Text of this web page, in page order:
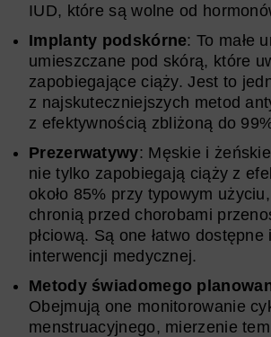
IUD, które są wolne od
Implanty podskórne: To małe
umieszczane pod skórą, które
zapobiegające ciąży. Jest to
z najskuteczniejszych metod
z efektywnością zbliżoną do
Prezerwatywy: Męskie i
nie tylko zapobiegają ciąży z
około 85% przy typowym
chronią przed chorobami
płciową. Są one łatwo
interwencji medycznej.
Metody świadomego
Obejmują one monitorowanie
menstruacyjnego, mierzenie